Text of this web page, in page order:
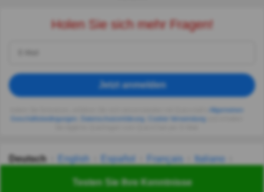
Testen Sie Ihre Kenntnisse
Holen Sie sich mehr Fragen!
Jetzt anmelden
Allgemeinen
Geschäftsbedingungen
Datenschutzerklärung Cookie-Verwendung
Deutsch English Español Français
Italiano
Українська हिन्दी 한국어 汉语